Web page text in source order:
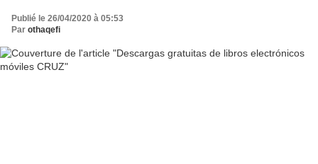
Publié le 26/04/2020 à 05:53
Par othaqefi